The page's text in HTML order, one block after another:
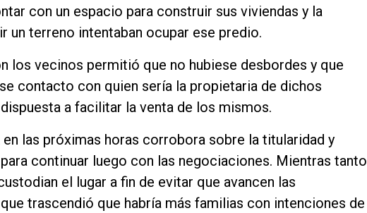
con un espacio para construir sus viviendas y la
un terreno intentaban ocupar ese predio.
los vecinos permitió que no hubiese desbordes y que
contacto con quien sería la propietaria de dichos
a facilitar la venta de los mismos.
las próximas horas corrobora sobre la titularidad y
continuar luego con las negociaciones. Mientras tanto
el lugar a fin de evitar que avancen las
trascendió que habría más familias con intenciones de